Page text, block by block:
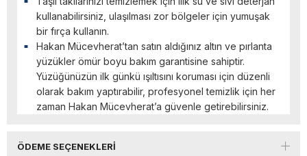
kullanabilirsiniz, ulaşılması zor bölgeler için yumuşak
bir fırça kullanın.
Hakan Mücevherat’tan satın aldığınız altın ve pırlanta
yüzükler ömür boyu bakım garantisine sahiptir.
Yüzüğünüzün ilk günkü ışıltısını koruması için düzenli
olarak bakım yaptırabilir, profesyonel temizlik için her
zaman Hakan Mücevherat’a güvenle getirebilirsiniz.
ÖDEME SEÇENEKLERI